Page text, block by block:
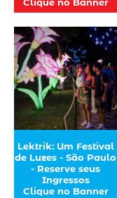
Lektrik: Um Festival
de Luzes - São Paulo
- Reserve seus
Ingressos
Clique no Banner